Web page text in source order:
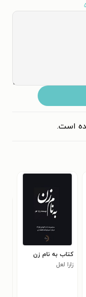
است.
کتاب به نام زن
زارا لعل